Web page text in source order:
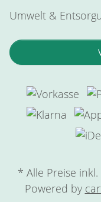
Umwelt &
* Alle Preise inkl.
Powered by